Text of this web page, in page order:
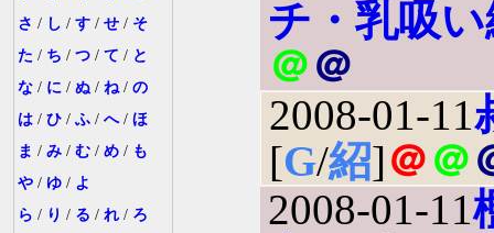
さ / し / す / せ / そ
た / ち / つ / て / と
な / に / ぬ / ね/ の
は / ひ / ふ / へ/ ほ
ま / み / む / め / も
や / ゆ / よ
ら / り / る / れ / ろ
チ・乳吸
＠＠
2008-01-11
[G/紹]＠＠
2008-01-11